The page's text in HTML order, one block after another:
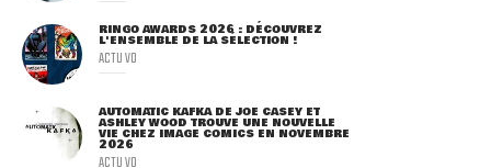
RINGO AWARDS 2026 : DÉCOUVREZ
L'ENSEMBLE DE LA SÉLECTION !
ACTU VO
AUTOMATIC KAFKA DE JOE CASEY ET
ASHLEY WOOD TROUVE UNE NOUVELLE
VIE CHEZ IMAGE COMICS EN NOVEMBRE
2026
ACTU VO